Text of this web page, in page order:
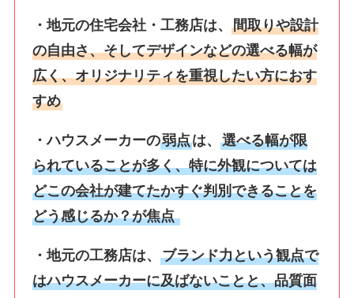
・地元の住宅会社・工務店は、間取りや設計
の自由さ、そしてデザインなどの選べる幅が
広く、オリジナリティを重視したい方におす
すめ
・ハウスメーカーの弱点は、選べる幅が限
られていることが多く、特に外観については
どこの会社が建てたかすぐ判別できることを
どう感じるか？が焦点
・地元の工務店は、ブランド力という観点で
はハウスメーカーに及ばないことと、品質面